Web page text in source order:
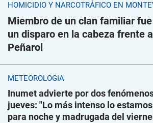
HOMICIDIO Y NARCOTRÁFICO EN
Miembro de un clan familiar
un disparo en la cabeza frente
Peñarol
METEOROLOGÍA
Inumet advierte por dos
jueves: "Lo más intenso lo
para noche y madrugada del